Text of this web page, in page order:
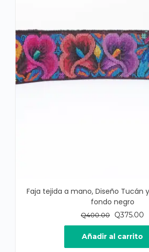
Faja tejida a mano, Diseño Tucán
fondo negro
Q400.00
El
precio
original
Q375.00
Añadir al carrito